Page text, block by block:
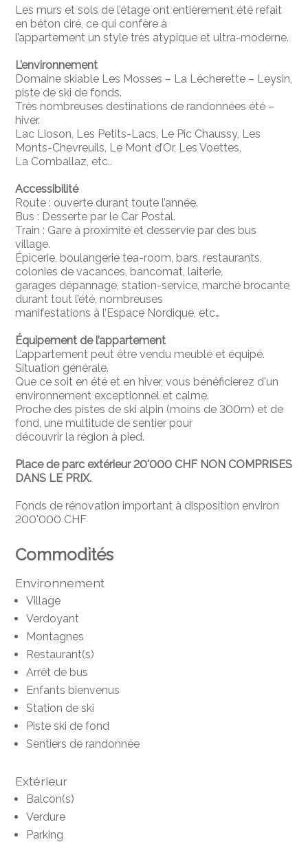
Les murs et sols de l’étage ont entièrement été refait
en béton ciré, ce qui confère à
l’appartement un style très atypique et ultra-moderne.
L’environnement
Domaine skiable Les Mosses – La Lécherette – Leysin,
piste de ski de fonds.
Très nombreuses destinations de randonnées été –
hiver.
Lac Lioson, Les Petits-Lacs, Le Pic Chaussy, Les
Monts-Chevreuils, Le Mont d’Or, Les Voettes,
La Comballaz, etc..
Accessibilité
Route : ouverte durant toute l’année.
Bus : Desserte par le Car Postal.
Train : Gare à proximité et desservie par des bus
village.
Épicerie, boulangerie tea-room, bars, restaurants,
colonies de vacances, bancomat, laiterie,
garages dépannage, station-service, marché brocante
durant tout l’été, nombreuses
manifestations à l’Espace Nordique, etc…
Équipement de l’appartement
L’appartement peut être vendu meublé et équipé.
Situation générale.
Que ce soit en été et en hiver, vous bénéficierez d'un
environnement exceptionnel et calme.
Proche des pistes de ski alpin (moins de 300m) et de
fond, une multitude de sentier pour
découvrir la région à pied.
Place de parc extérieur 20'000 CHF NON COMPRISES
DANS LE PRIX.
Fonds de rénovation important à disposition environ
200'000 CHF
Commodités
Environnement
Village
Verdoyant
Montagnes
Restaurant(s)
Arrêt de bus
Enfants bienvenus
Station de ski
Piste ski de fond
Sentiers de randonnée
Extérieur
Balcon(s)
Verdure
Parking